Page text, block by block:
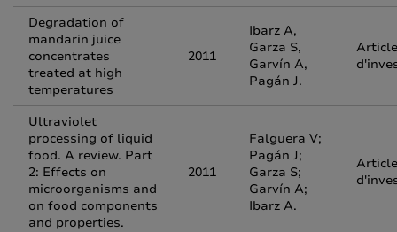
Degradation of
mandarin juice
concentrates
treated at high
temperatures
2011
Ibarz A,
Garza S,
Garvín A,
Pagán J.
Article
Ultraviolet
processing of liquid
food. A review. Part
2: Effects on
microorganisms and
on food components
and properties.
2011
Falguera V;
Pagán J;
Garza S;
Garvín A;
Ibarz A.
Article